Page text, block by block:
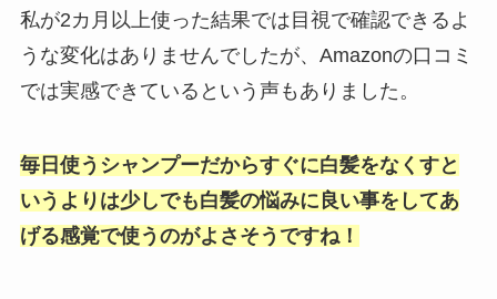
私が2カ月以上使った結果では目視で確認できるよ
うな変化はありませんでしたが、Amazonの口コミ
では実感できているという声もありました。
毎日使うシャンプーだからすぐに白髪をなくすと
いうよりは少しでも白髪の悩みに良い事をしてあ
げる感覚で使うのがよさそうですね！